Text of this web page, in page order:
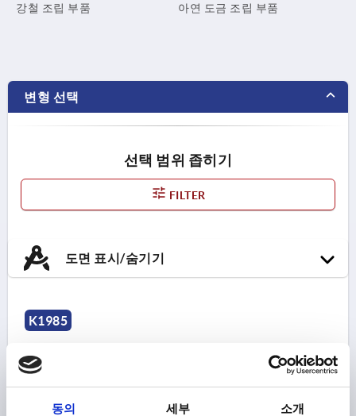
동의 세부 소개
강철 조립 부품
아연 도금 조립 부품
변형 선택
선택 범위 좁히기
FILTER
도면 표시/숨기기
K1985